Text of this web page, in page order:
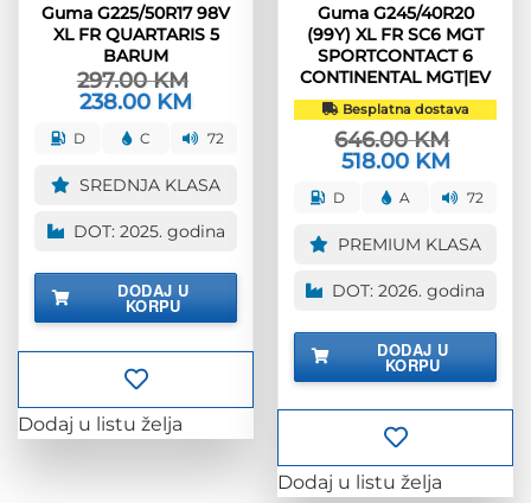
Guma G225/50R17 98V
XL FR QUARTARIS 5
BARUM
297.00KM
Izvorna
cijena
bila
je:
238.00 KM
je:
238.00 KM.
D C 72
SREDNJA KLASA
DOT: 2025. godina
DODAJ U
KORPU
Dodaj u listu želja
Guma G245/40R20
(99Y) XL FR SC6 MGT
SPORTCONTACT 6
CONTINENTAL MGT|EV
Besplatna dostava
646.00KM
Izvorna
cijena
bila
je:
518.00 KM
je:
518.00
D A 72
PREMIUM KLASA
DOT: 2026. godina
DODAJ U
KORPU
Dodaj u listu želja